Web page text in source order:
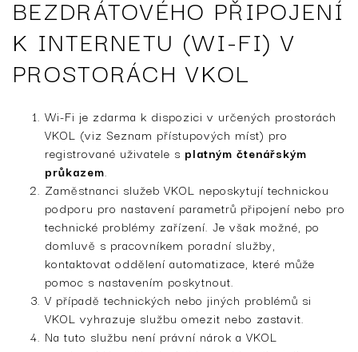
BEZDRÁTOVÉHO PŘIPOJENÍ
K INTERNETU (WI-FI) V
PROSTORÁCH VKOL
Wi-Fi je zdarma k dispozici v určených prostorách
VKOL (viz Seznam přístupových míst) pro
registrované uživatele s platným čtenářským
průkazem.
Zaměstnanci služeb VKOL neposkytují technickou
podporu pro nastavení parametrů připojení nebo pro
technické problémy zařízení. Je však možné, po
domluvě s pracovníkem poradní služby,
kontaktovat oddělení automatizace, které může
pomoc s nastavením poskytnout.
V případě technických nebo jiných problémů si
VKOL vyhrazuje službu omezit nebo zastavit.
Na tuto službu není právní nárok a VKOL